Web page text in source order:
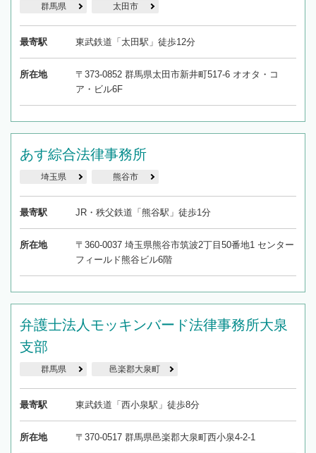
群馬県 太田市
最寄駅 東武鉄道「太田駅」徒歩12分
所在地
〒373-0852 群馬県太田市新井町517-6 オオタ・コ
ア・ビル6F
あす綜合法律事務所
埼玉県 熊谷市
最寄駅 JR・秩父鉄道「熊谷駅」徒歩1分
所在地
〒360-0037 埼玉県熊谷市筑波2丁目50番地1 センター
フィールド熊谷ビル6階
弁護士法人モッキンバード法律事務所大泉
支部
群馬県 邑楽郡大泉町
最寄駅 東武鉄道「西小泉駅」徒歩8分
所在地 〒370-0517 群馬県邑楽郡大泉町西小泉4-2-1